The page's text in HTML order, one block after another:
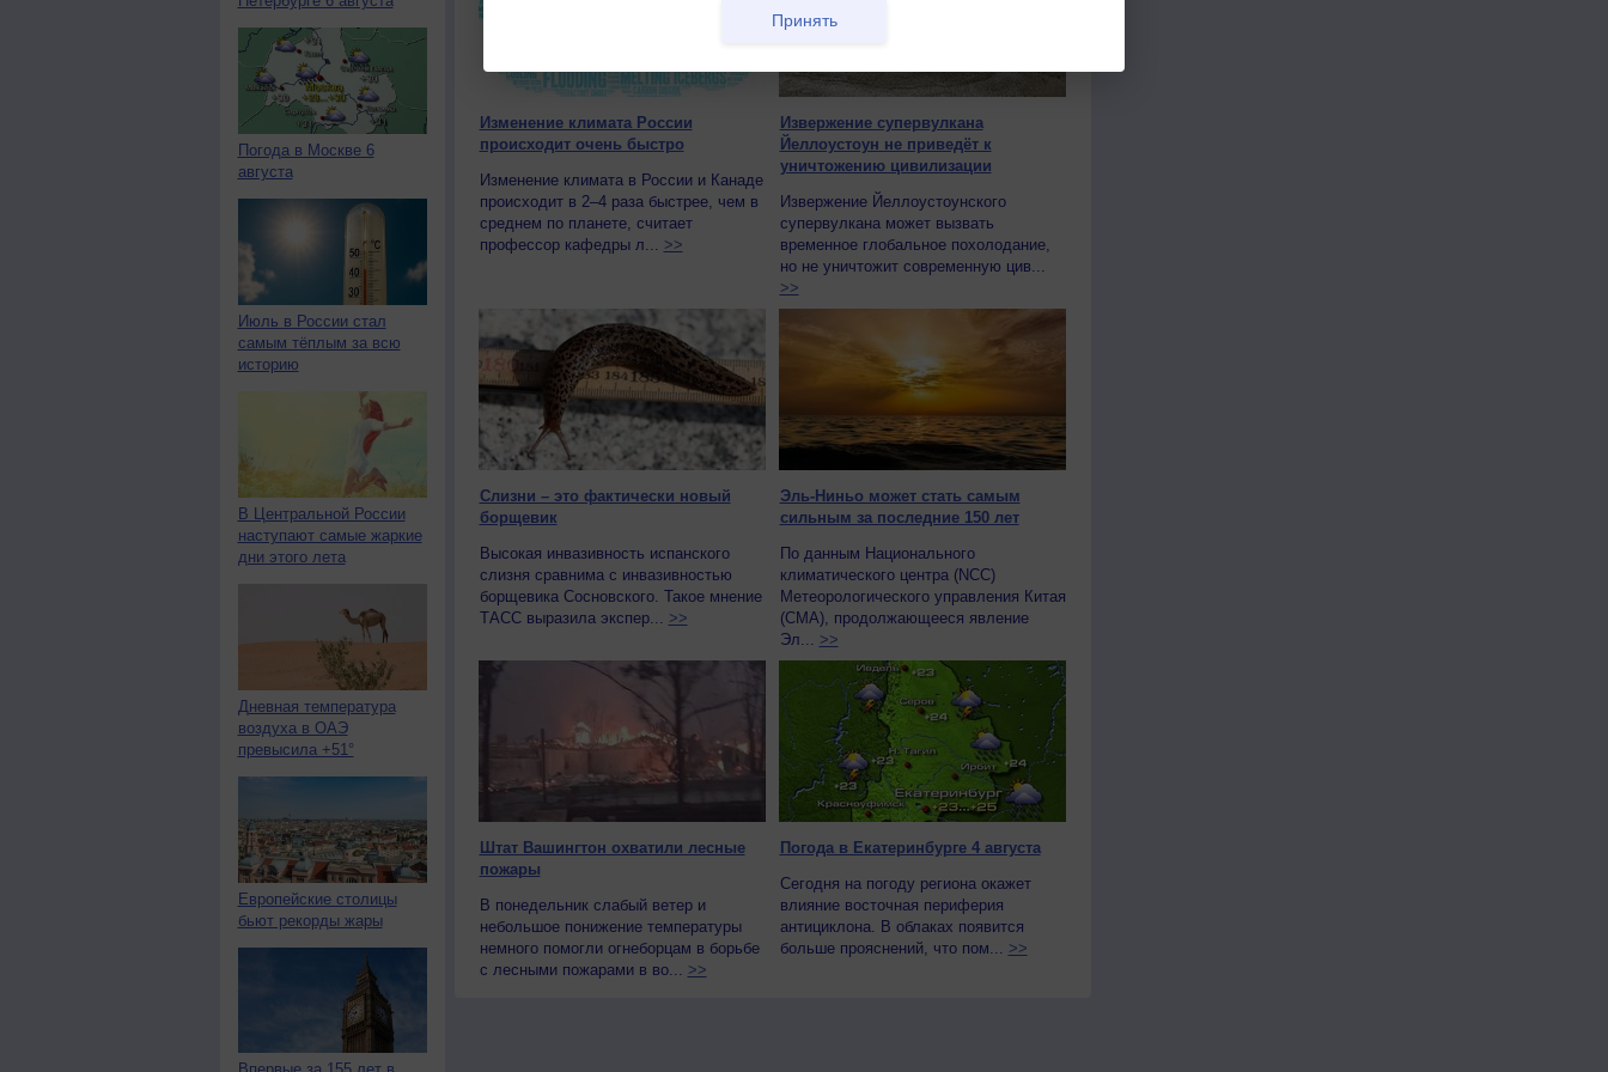
Погода в Москве 6
августа
Июль в России стал
самым тёплым за всю
историю
В Центральной России
наступают самые жаркие
дни этого лета
Дневная температура
воздуха в ОАЭ
превысила +51°
Европейские столицы
бьют рекорды жары
Изменение климата России
происходит очень быстро
Изменение климата в России и Канаде
происходит в 2–4 раза быстрее, чем в
среднем по планете, считает
профессор кафедры л... >>
Извержение супервулкана
Йеллоустоун не приведёт к
уничтожению цивилизации
Извержение Йеллоустоунского
супервулкана может вызвать
временное глобальное похолодание,
но не уничтожит современную цив...
>>
Слизни – это фактически новый
борщевик
Высокая инвазивность испанского
слизня сравнима с инвазивностью
борщевика Сосновского. Такое мнение
ТАСС выразила экспер... >>
Эль-Ниньо может стать самым
сильным за последние 150 лет
По данным Национального
климатического центра (NCC)
Метеорологического управления Китая
(CMA), продолжающееся явление
Эл... >>
Штат Вашингтон охватили лесные
пожары
В понедельник слабый ветер и
небольшое понижение температуры
немного помогли огнеборцам в борьбе
с лесными пожарами в во... >>
Погода в Екатеринбурге 4 августа
Сегодня на погоду региона окажет
влияние восточная периферия
антициклона. В облаках появится
больше прояснений, что пом... >>
Принять